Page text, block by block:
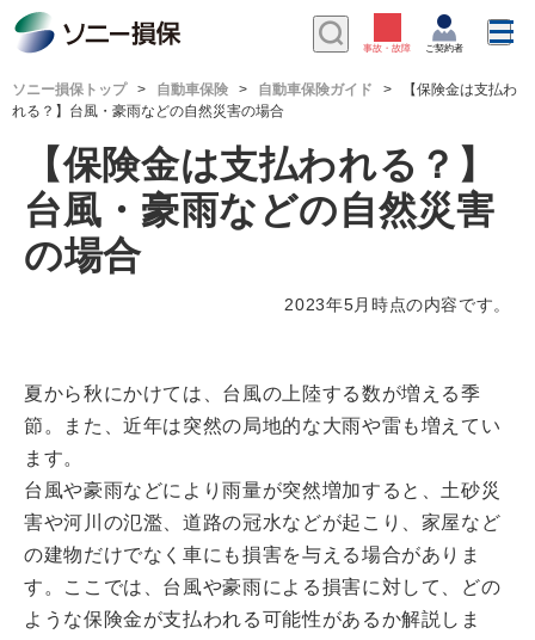
ソニー損保トップ 自動車保険 自動車保険ガイド
【保険金は支払わ
れる？】台風・豪雨などの自然災害の場合
【保険金は支払われる？】
台風・豪雨などの自然災害
の場合
2023年5月時点の内容です。
夏から秋にかけては、台風の上陸する数が増える季
節。また、近年は突然の局地的な大雨や雷も増えてい
ます。
台風や豪雨などにより雨量が突然増加すると、土砂災
害や河川の氾濫、道路の冠水などが起こり、家屋など
の建物だけでなく車にも損害を与える場合がありま
す。ここでは、台風や豪雨による損害に対して、どの
ような保険金が支払われる可能性があるか解説しま